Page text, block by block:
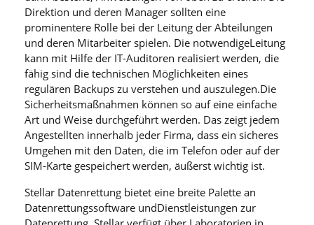
Direktion und deren Manager sollten eine
prominentere Rolle bei der Leitung der Abteilungen
und deren Mitarbeiter spielen. Die notwendigeLeitung
kann mit Hilfe der IT-Auditoren realisiert werden, die
fähig sind die technischen Möglichkeiten eines
regulären Backups zu verstehen und auszulegen.Die
Sicherheitsmaßnahmen können so auf eine einfache
Art und Weise durchgeführt werden. Das zeigt jedem
Angestellten innerhalb jeder Firma, dass ein sicheres
Umgehen mit den Daten, die im Telefon oder auf der
SIM-Karte gespeichert werden, äußerst wichtig ist.
Stellar Datenrettung bietet eine breite Palette an
Datenrettungssoftware undDienstleistungen zur